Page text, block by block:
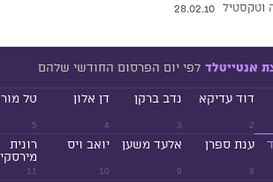
וטקסטיל 28.02.10
אנטייטלד לפי יום הפרסום החודשי שלהם
2
דוד עדיקא
3
נדב ברקן
4
דן אלון
5
טל מור
8
ענת ספרן
9
אלעד משען
10
יואב ויס
11
רונית
מירסקי